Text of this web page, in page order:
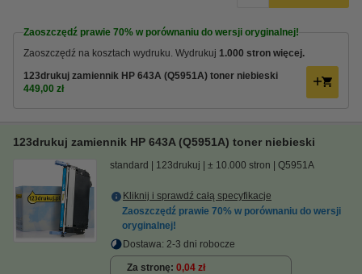
Zaoszczędź prawie 70% w porównaniu do wersji oryginalnej!
Zaoszczędź na kosztach wydruku. Wydrukuj 1.000 stron więcej.
123drukuj zamiennik HP 643A (Q5951A) toner niebieski
449,00 zł
123drukuj zamiennik HP 643A (Q5951A) toner niebieski
standard 123drukuj ± 10.000 stron Q5951A
Kliknij i sprawdź całą specyfikacje
Zaoszczędź prawie 70% w porównaniu do wersji
oryginalnej!
Dostawa: 2-3 dni robocze
Za stronę 0,04 zł